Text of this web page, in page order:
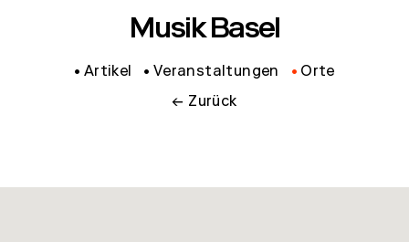
Musik Basel
Artikel Veranstaltungen Orte
← Zurück